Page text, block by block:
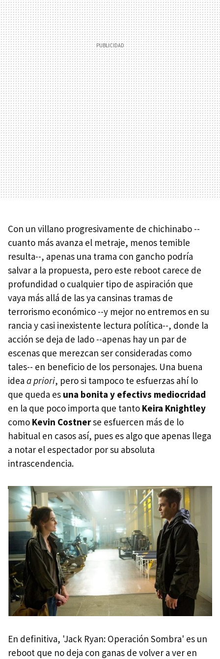
Con un villano progresivamente de chichinabo --
cuanto más avanza el metraje, menos temible
resulta--, apenas una trama con gancho podría
salvar a la propuesta, pero este reboot carece de
profundidad o cualquier tipo de aspiración que
vaya más allá de las ya cansinas tramas de
terrorismo económico --y mejor no entremos en su
rancia y casi inexistente lectura política--, donde la
acción se deja de lado --apenas hay un par de
escenas que merezcan ser consideradas como
tales-- en beneficio de los personajes. Una buena
idea a priori, pero si tampoco te esfuerzas ahí lo
que queda es una bonita y efectivs mediocridad
en la que poco importa que tanto Keira Knightley
como Kevin Costnerse esfuercen más de lo
habitual en casos así, pues es algo que apenas llega
a notar el espectador por su absoluta
intrascendencia.
En definitiva, 'Jack Ryan: Operación Sombra' es un
reboot que no deja con ganas de volver a ver en